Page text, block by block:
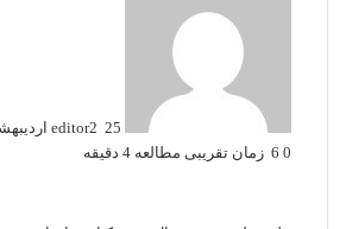
editor2 ه
ا
25 اردیبهشت 1404
0
زمان تقریبی مطالعه 4 دقیقه